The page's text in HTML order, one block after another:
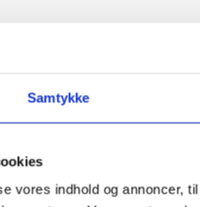
Samtykke
vores indhold og annoncer,